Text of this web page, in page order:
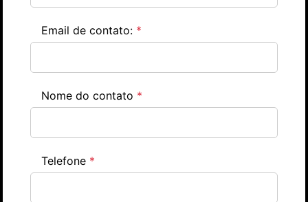
Email de contato: *
Nome do contato *
Telefone *